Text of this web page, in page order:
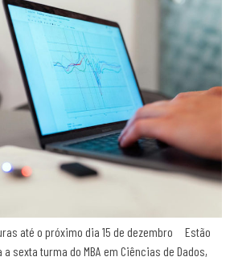
até o próximo dia 15 de dezembro Estão
sexta turma do MBA em Ciências de Dados,